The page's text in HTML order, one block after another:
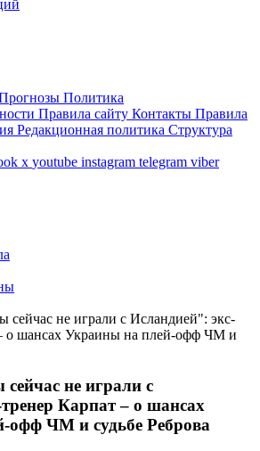
Политика
Правила сайту Контакты Правила
Редакционная политика Структура
x youtube instagram telegram viber
сейчас не играли с Исландией": экс-
о шансах Украины на плей-офф ЧМ и
не играли с
Карпат – о шансах
офф ЧМ и судьбе Реброва